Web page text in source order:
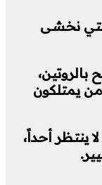
نخشى
بالروتين،
من يمتلكون
ينتظر أحداً،